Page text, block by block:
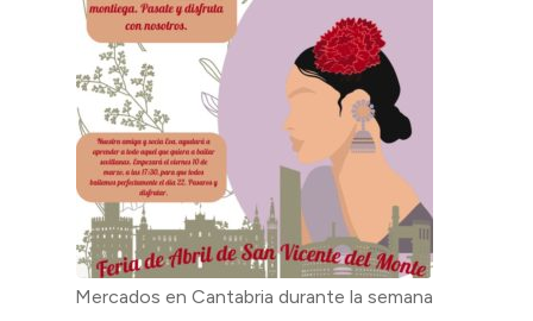
Mercados en Cantabria durante la semana